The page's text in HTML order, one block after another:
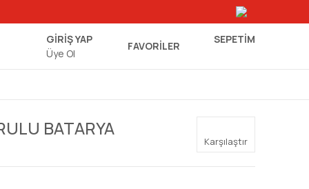
GİRİŞ YAP
Üye Ol
FAVORİLER SEPETIM
BATARYA
Karşılaştır